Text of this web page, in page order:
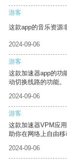
游客
这款app的音乐资源
2024-09-06
游客
这款加速器app的功
动切换线路的功能。
2024-09-06
游客
这款加速器VPM应
助你在网络上自由移
2024-09-06